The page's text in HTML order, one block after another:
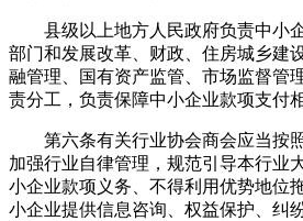
县级以上地方人民政府负责中小
部门和发展改革、财政、住房城乡建
融管理、国有资产监管、市场监督管
责分工，负责保障中小企业款项支付
第六条有关行业协会商会应当按照
加强行业自律管理，规范引导本行业
小企业款项义务、不得利用优势地位
小企业提供信息咨询、权益保护、纠